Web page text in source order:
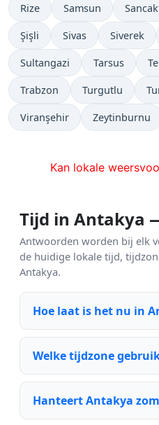
Rize Samsun
Şişli Sivas Siverek
Sultangazi Tarsus
Trabzon Turgutlu
Viranşehir Zeytinburnu
Kan lokale
Tijd in Antakya
Antwoorden worden bij elk
de huidige lokale tijd,
Antakya.
Hoe laat is het nu in
Welke tijdzone
Hanteert Antakya